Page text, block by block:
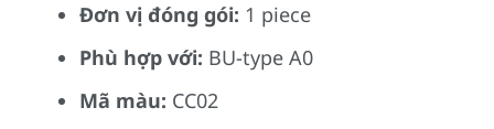
Đơn vị đóng gói: 1 piece
Phù hợp với: BU-type A0
Mã màu: CC02